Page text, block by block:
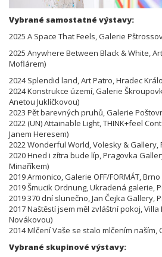
Vybrané samostatné výstavy:
2025 A Space That Feels, Galerie
2025 Anywhere Between Black & White,
Moflárem)
2024 Splendid land, Art Patro, Hradec
2024 Konstrukce území, Galerie
Anetou Juklíčkovou)
2023 Pět barevných pruhů, Galerie
2022 (UN) Attainable Light, THINK+feel
Janem Heresem)
2022 Wonderful World, Volesky & Gallery,
2020 Hned i zítra bude líp, Pragovka
Minaříkem)
2019 Armonico, Galerie OFF/FORMÁT,
2019 Šmucik Ordnung, Ukradená galerie,
2019 370 dní slunečno, Jan Čejka Gallery,
2017 Naštěstí jsem měl zvláštní pokoj,
Novákovou)
2014 Mlčení Vaše se stalo mlčením naším,
Vybrané skupinové výstavy: